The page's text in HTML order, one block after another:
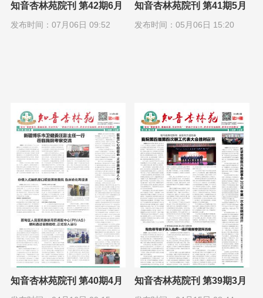
知音杏林苑院刊 第42期6月
1日
发布时间：07月06日 09:52
知音杏林苑院刊 第41期5月
1日
发布时间：05月06日 15:20
知音杏林苑院刊 第40期4月
1日
知音杏林苑院刊 第39期3月
1日